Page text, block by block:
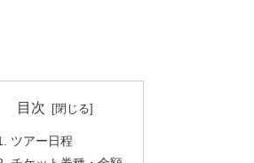
目次
ツアー日程